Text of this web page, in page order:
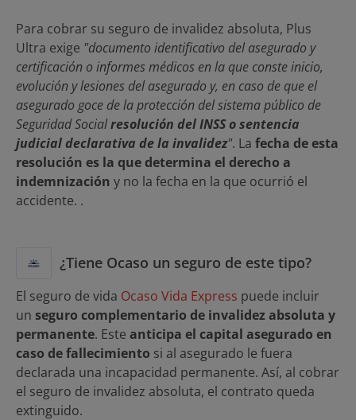
Para cobrar su seguro de invalidez absoluta, Plus
Ultra exige "documento identificativo del asegurado y
certificación o informes médicos en la que conste inicio,
evolución y lesiones del asegurado y, en caso de que el
asegurado goce de la protección del sistema público de
Seguridad Socialresolución del INSS o sentencia
judicial declarativa de la invalidez". La fecha de esta
resolución es la que determina el derecho a
indemnización y no la fecha en la que ocurrió el
accidente. .
¿Tiene Ocaso un seguro de este tipo?
El seguro de vida Ocaso Vida Express puede incluir
un seguro complementario de invalidez absoluta y
permanente. Este anticipa el capital asegurado en
caso de fallecimiento si al asegurado le fuera
declarada una incapacidad permanente. Así, al cobrar
el seguro de invalidez absoluta, el contrato queda
extinguido.